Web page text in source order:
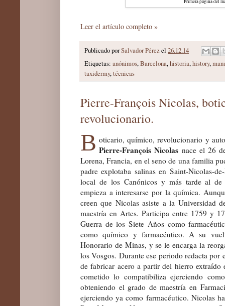
Primera página del
Leer el artículo completo »
Publicado porSalvador Pérezel 26.12.14
Etiquetas: anónimos,Barcelona,historia,history,
taxidermy,técnicas
Pierre-François Nicolas,
revolucionario.
B oticario, químico, revolucionario y
Pierre-François Nicolas nace el 26
Lorena, Francia, en el seno de una familia
padre explotaba salinas en Saint-Nicolas-
local de los Canónicos y más tarde al de
empieza a interesarse por la química.
creen que Nicolas asiste a la Universidad
maestría en Artes. Participa entre 1759 y
Guerra de los Siete Años como
como químico y farmacéutico. A su
Honorario de Minas, y se le encarga la
los Vosgos. Durante ese periodo redacta
de fabricar acero a partir del hierro
cometido lo compatibiliza ejerciendo
obteniendo el grado de maestría en
ejerciendo ya como farmacéutico. Nicolas